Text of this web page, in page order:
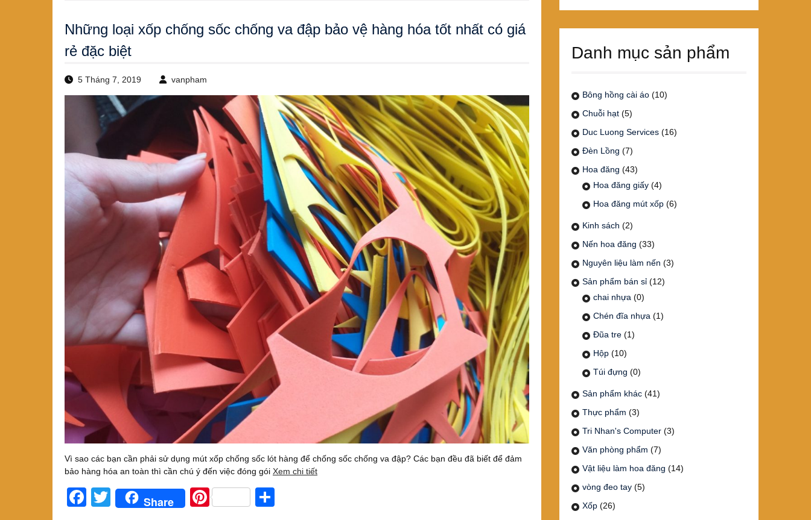
Những loại xốp chống sốc chống va đập bảo vệ hàng hóa tốt nhất có giá
rẻ đặc biệt
5 Tháng 7, 2019 vanpham
Vì sao các bạn cần phải sử dụng mút xốp chống sốc lót hàng để chống sốc chống va đập? Các bạn đều đã biết để đảm
bảo hàng hóa an toàn thì cần chú ý đến việc đóng gói Xem chi tiết
F
T
Share
Pi
Danh mục sản phẩm
Bông hồng cài áo (10)
Chuỗi hạt (5)
Duc Luong Services (16)
Đèn Lồng (7)
Hoa đăng (43)
Hoa đăng giấy (4)
Hoa đăng mút xốp (6)
Kinh sách (2)
Nến hoa đăng (33)
Nguyên liệu làm nến (3)
Sản phẩm bán sỉ (12)
chai nhựa (0)
Chén đĩa nhựa (1)
Đũa tre (1)
Hộp (10)
Túi đựng (0)
Sản phẩm khác (41)
Thực phẩm (3)
Tri Nhan's Computer (3)
Văn phòng phẩm (7)
Vật liệu làm hoa đăng (14)
vòng đeo tay (5)
Xốp (26)